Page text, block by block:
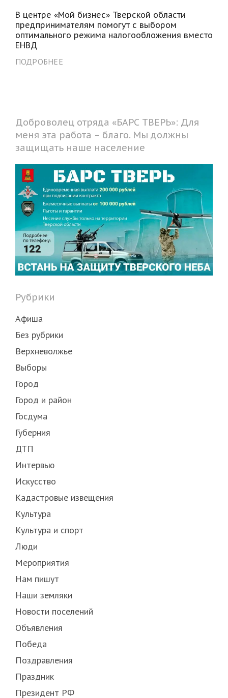
В центре «Мой бизнес» Тверской области
предпринимателям помогут с выбором
оптимального режима налогообложения вместо
ЕНВД
ПОДРОБНЕЕ
Доброволец отряда «БАРС ТВЕРЬ»: Для
меня эта работа – благо. Мы должны
защищать наше население
Рубрики
Афиша
Без рубрики
Верхневолжье
Выборы
Город
Город и район
Госдума
Губерния
ДТП
Интервью
Искусство
Кадастровые извещения
Культура
Культура и спорт
Люди
Мероприятия
Нам пишут
Наши земляки
Новости поселений
Объявления
Победа
Поздравления
Праздник
Президент РФ